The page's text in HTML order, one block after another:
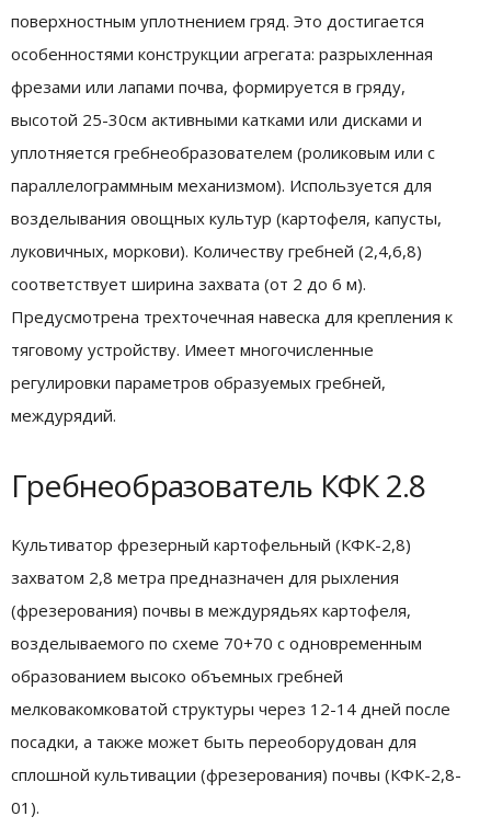
поверхностным уплотнением гряд. Это достигается
особенностями конструкции агрегата: разрыхленная
фрезами или лапами почва, формируется в гряду,
высотой 25-30см активными катками или дисками и
уплотняется гребнеобразователем (роликовым или с
параллелограммным механизмом). Используется для
возделывания овощных культур (картофеля, капусты,
луковичных, моркови). Количеству гребней (2,4,6,8)
соответствует ширина захвата (от 2 до 6 м).
Предусмотрена трехточечная навеска для крепления к
тяговому устройству. Имеет многочисленные
регулировки параметров образуемых гребней,
междурядий.
Гребнеобразователь КФК 2.8
Культиватор фрезерный картофельный (КФК-2,8)
захватом 2,8 метра предназначен для рыхления
(фрезерования) почвы в междурядьях картофеля,
возделываемого по схеме 70+70 с одновременным
образованием высоко объемных гребней
мелковакомковатой структуры через 12-14 дней после
посадки, а также может быть переоборудован для
сплошной культивации (фрезерования) почвы (КФК-2,8-
01).